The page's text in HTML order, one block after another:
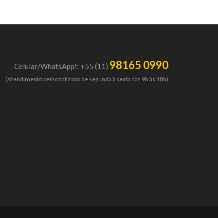
Celular/WhatsApp!: +55 (11) 98165 0990
(Atendimento personalizado de segunda à sexta das 9h às 18h)